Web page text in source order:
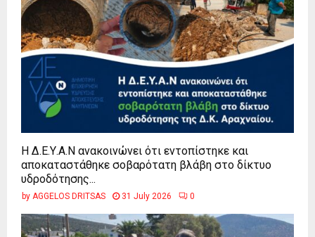
Η Δ.Ε.Υ.Α.Ν ανακοινώνει ότι εντοπίστηκε και
αποκαταστάθηκε σοβαρότατη βλάβη στο δίκτυο
υδροδότησης...
by AGGELOS DRITSAS 31 July 2026 0